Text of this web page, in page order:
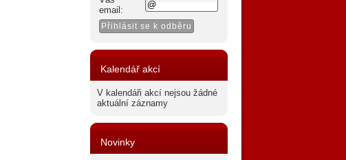
email:
Kalendář akcí
V kalendáři akcí nejsou žádné
aktuální záznamy
Novinky